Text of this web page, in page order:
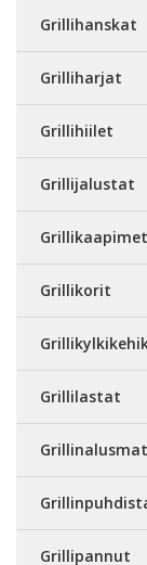
Grillihanskat
Grilliharjat
Grillihiilet
Grillijalustat
Grillikaapimet
Grillikorit
Grillilastat
Grillipannut